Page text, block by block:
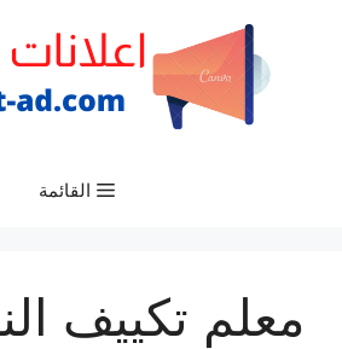
القائمة
معلم تكييف